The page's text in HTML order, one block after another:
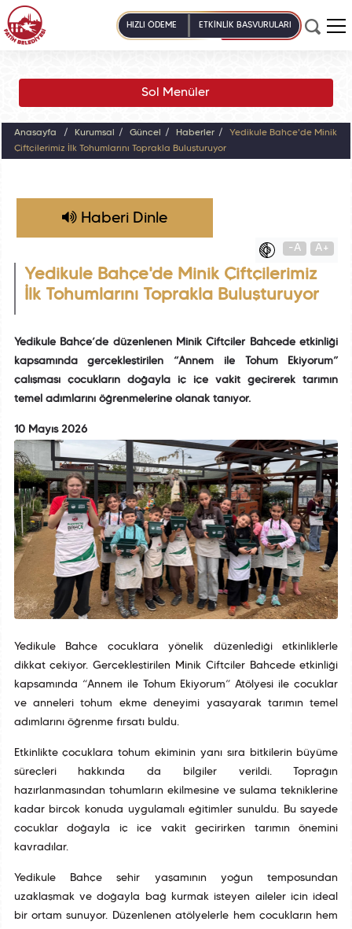
HIZLI ÖDEME ETKİNLİK BAŞVURULARI
Sol Menüler
Anasayfa Kurumsal Güncel Haberler
Yedikule Bahçe'de Minik
Çiftçilerimiz İlk Tohumlarını Toprakla Buluşturuyor
Haberi Dinle
-A A+
Yedikule Bahçe'de Minik Çiftçilerimiz
İlk Tohumlarını Toprakla Buluşturuyor
Yedikule Bahçe’de düzenlenen Minik Çiftçiler Bahçede etkinliği
kapsamında gerçekleştirilen “Annem ile Tohum Ekiyorum”
çalışması çocukların doğayla iç içe vakit geçirerek tarımın
temel adımlarını öğrenmelerine olanak tanıyor.
10 Mayıs 2026
Yedikule Bahçe çocuklara yönelik düzenlediği etkinliklerle
dikkat çekiyor. Gerçekleştirilen Minik Çiftçiler Bahçede etkinliği
kapsamında “Annem ile Tohum Ekiyorum” Atölyesi ile çocuklar
ve anneleri tohum ekme deneyimi yaşayarak tarımın temel
adımlarını öğrenme fırsatı buldu.
Etkinlikte çocuklara tohum ekiminin yanı sıra bitkilerin büyüme
süreçleri hakkında da bilgiler verildi. Toprağın
hazırlanmasından tohumların ekilmesine ve sulama tekniklerine
kadar birçok konuda uygulamalı eğitimler sunuldu. Bu sayede
çocuklar doğayla iç içe vakit geçirirken tarımın önemini
kavradılar.
Yedikule Bahçe şehir yaşamının yoğun temposundan
uzaklaşmak ve doğayla bağ kurmak isteyen aileler için ideal
bir ortam sunuyor. Düzenlenen atölyelerle hem çocukların hem